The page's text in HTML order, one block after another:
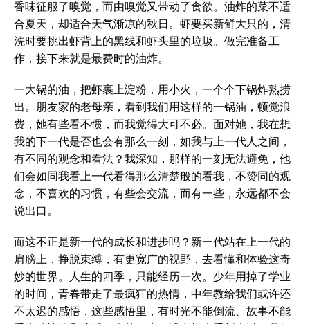
香味征服了嗅觉，而由嗅觉又带动了食欲。油炸的菜不适
合夏天，却适合天气渐凉的秋日。虾要买新鲜大只的，清
洗时要挑出虾背上的黑线和虾头里的垃圾。做完准备工
作，接下来就是最费时的油炸。
一大锅的油，把虾裹上淀粉，用小火，一个个下锅炸熟捞
出。朋友家的老母亲，看到我们用这样的一锅油，顿觉浪
费，她有些看不惯，而我觉得大可不必。面对她，我在想
我的下一代是否也会有那么一刻，如我与上一代人之间，
有不同的观念和看法？我深知，那样的一刻无法避免，他
们会如同我看上一代看得那么清楚般的看我，不赞同的观
念，不喜欢的习惯，有些会交流，而有一些，永远都不会
说出口。
而这不正是新一代的成长和进步吗？新一代站在上一代的
肩膀上，挣脱束缚，有更宽广的视野，去看懂和体验这奇
妙的世界。人生的四季，只能经历一次。少年用掉了学业
的时间，青春带走了最疯狂的热情，中年教给我们或许还
不太迟的感悟，这些感悟里，有时光不能倒流、故事不能